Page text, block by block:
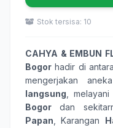
Stok tersisa: 10
CAHYA & EMBUN
Bogor hadir di antara
mengerjakan
langsung ,
Bogor
dan
Papan , Karangan